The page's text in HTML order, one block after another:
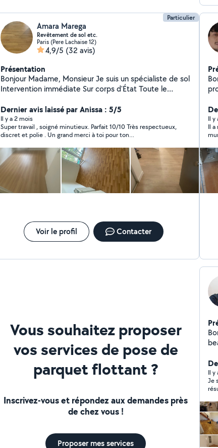
Particulier
Amara Marega
Revêtement de sol etc.
Paris (Pere Lachaise 12)
4,9/5 (32 avis)
Présentation
Bonjour Madame, Monsieur Je suis un spécialiste de sol
Intervention immédiate Sur corps d'État Toute le
moquette Moquette en rouleau
Dernier avis laissé par Anissa : 5/5
Il y a 2 mois
Super travail , soigné minutieux. Parfait 10/10 Très respectueux,
discret et polie . Un grand merci à toi pour ton
Voir le profil Contacter
etc...) -Électricité
peint
Il y
Il
à
Vous souhaitez proposer
vos services de pose de
parquet flottant ?
Inscrivez-vous et répondez aux demandes près
de chez vous !
Proposer mes services
Il y
Je